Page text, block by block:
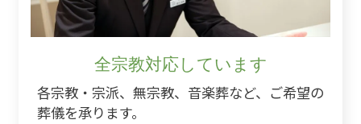
全宗教対応しています
各宗教・宗派、無宗教、音楽葬など、ご希望の
葬儀を承ります。